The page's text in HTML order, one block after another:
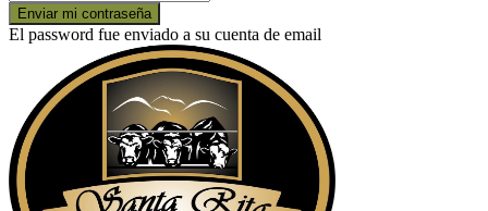
El password fue enviado a su cuenta de email